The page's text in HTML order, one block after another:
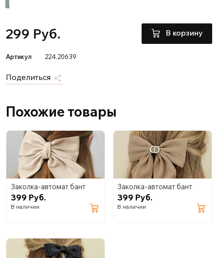
299 Руб. В корзину
Артикул 224.20639
Поделиться
Похожие товары
Заколка-автомат бант
399 Руб.
В наличии
Заколка-автомат бант
399 Руб.
В наличии